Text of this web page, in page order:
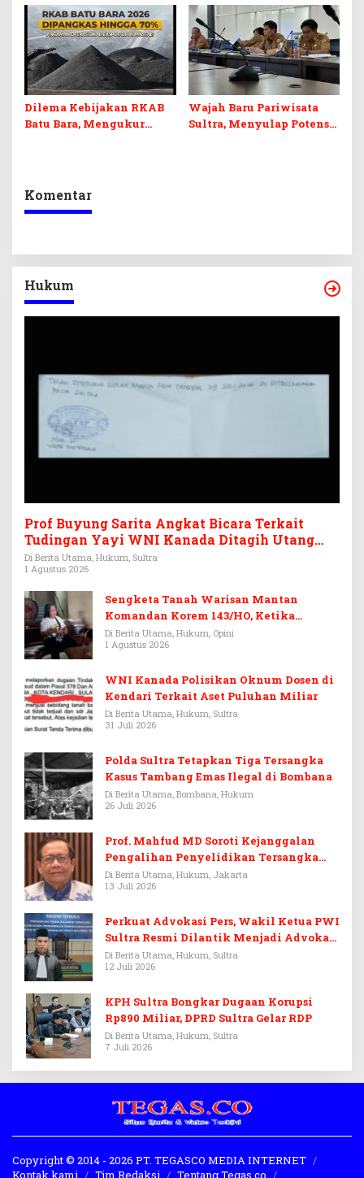
dan Pelunasan Utang
Infrastruktur
Desak Formasi Disabilitas
Dilema Kebijakan RKAB
Batu Bara, Mengukur
Wajah Baru Pariwisata
Sultra, Menyulap Potensi
Komentar
Hukum
Prof Buyung Sarita Angkat Bicara Terkait
Tudingan Yayi WNI Kanada Ditagih Utang
Rp3,6 Miliar
Di Berita Utama, Hukum, Sultra
1 Agustus 2026
Sengketa Tanah Warisan Mantan
Komandan Korem 143/HO, Ketika
Warisan Menjadi Arena Pemerasan
Di Berita Utama, Hukum, Opini
1 Agustus 2026
WNI Kanada Polisikan Oknum Dosen di
Kendari Terkait Aset Puluhan Miliar
Di Berita Utama, Hukum, Sultra
31 Juli 2026
Polda Sultra Tetapkan Tiga Tersangka
Kasus Tambang Emas Ilegal di Bombana
Di Berita Utama, Bombana, Hukum
26 Juli 2026
Prof. Mahfud MD Soroti Kejanggalan
Pengalihan Penyelidikan Tersangka
Febrie Adriansyah
Di Berita Utama, Hukum, Jakarta
13 Juli 2026
Perkuat Advokasi Pers, Wakil Ketua PWI
Sultra Resmi Dilantik Menjadi Advokat
PERADI
Di Berita Utama, Hukum, Sultra
12 Juli 2026
KPH Sultra Bongkar Dugaan Korupsi
Rp890 Miliar, DPRD Sultra Gelar RDP
Di Berita Utama, Hukum, Sultra
7 Juli 2026
Copyright © 2014 - 2026 PT. TEGASCO MEDIA INTERNET
Kontak kami
Tim Redaksi Tentang Tegas.co